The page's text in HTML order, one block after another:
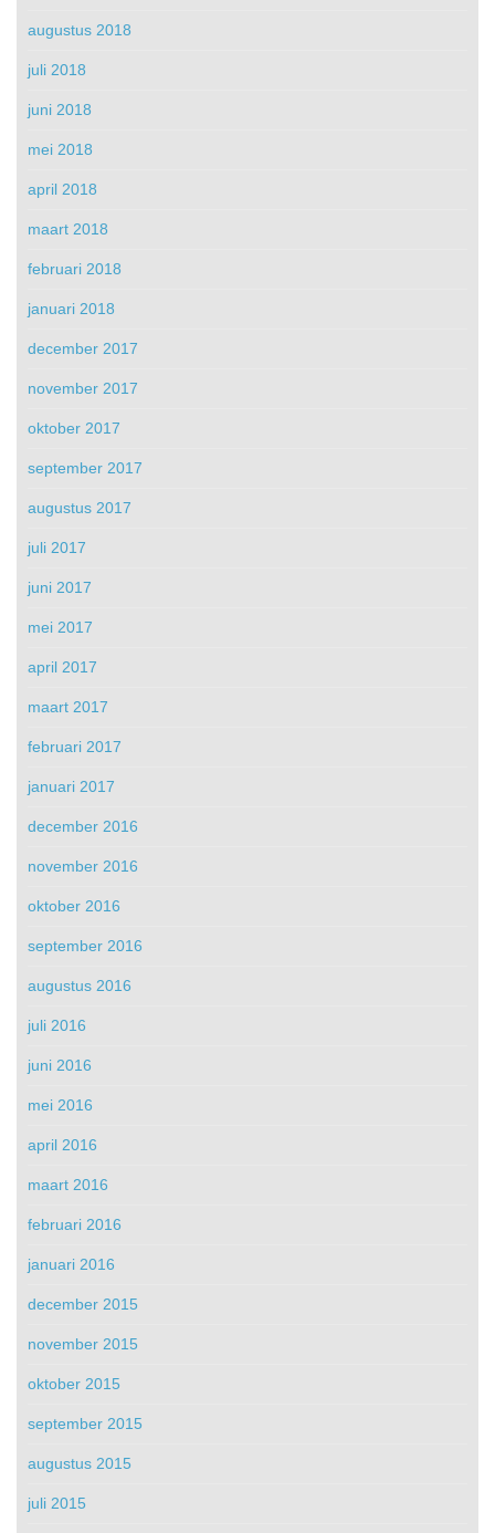
augustus 2018
juli 2018
juni 2018
mei 2018
april 2018
maart 2018
februari 2018
januari 2018
december 2017
november 2017
oktober 2017
september 2017
augustus 2017
juli 2017
juni 2017
mei 2017
april 2017
maart 2017
februari 2017
januari 2017
december 2016
november 2016
oktober 2016
september 2016
augustus 2016
juli 2016
juni 2016
mei 2016
april 2016
maart 2016
februari 2016
januari 2016
december 2015
november 2015
oktober 2015
september 2015
augustus 2015
juli 2015